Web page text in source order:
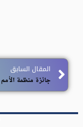
Prev
المقال السابق